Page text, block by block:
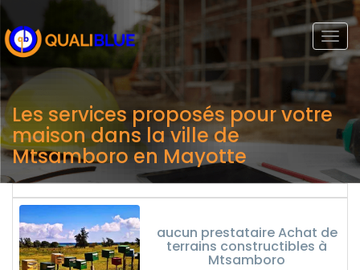
Les services proposés pour votre
maison dans la ville de
Mtsamboro en Mayotte
aucun prestataire Achat de
terrains constructibles à
Mtsamboro